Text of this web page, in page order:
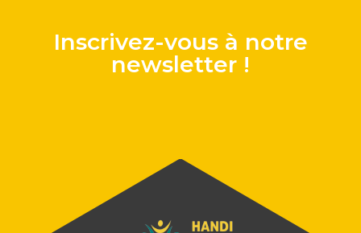
Inscrivez-vous à notre
newsletter !